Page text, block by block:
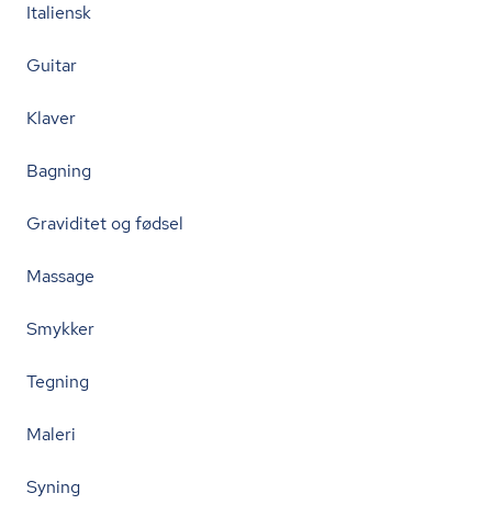
Italiensk
Guitar
Klaver
Bagning
Graviditet og fødsel
Massage
Smykker
Tegning
Maleri
Syning